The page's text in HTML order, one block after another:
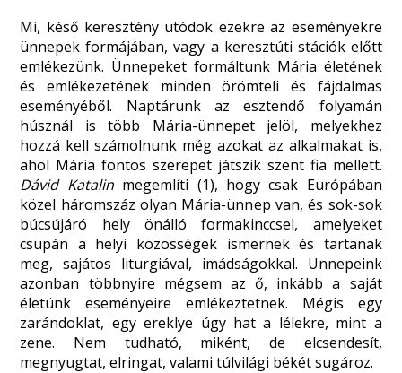
Mi, késő keresztény utódok ezekre az eseményekre
ünnepek formájában, vagy a keresztúti stációk előtt
emlékezünk. Ünnepeket formáltunk Mária életének
és emlékezetének minden örömteli és fájdalmas
eseményéből. Naptárunk az esztendő folyamán
húsznál is több Mária-ünnepet jelöl, melyekhez
hozzá kell számolnunk még azokat az alkalmakat is,
ahol Mária fontos szerepet játszik szent fia mellett.
Dávid Katalinmegemlíti (1), hogy csak Európában
közel háromszáz olyan Mária-ünnep van, és sok-sok
búcsújáró hely önálló formakinccsel, amelyeket
csupán a helyi közösségek ismernek és tartanak
meg, sajátos liturgiával, imádságokkal. Ünnepeink
azonban többnyire mégsem az ő, inkább a saját
életünk eseményeire emlékeztetnek. Mégis egy
zarándoklat, egy ereklye úgy hat a lélekre, mint a
zene. Nem tudható, miként, de elcsendesít,
megnyugtat, elringat, valami túlvilági békét sugároz.